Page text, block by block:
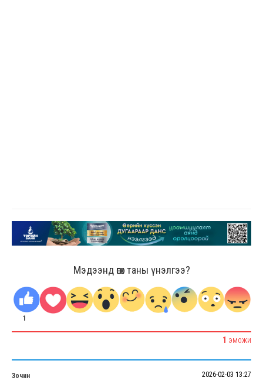
Мэдээнд өгөх таны үнэлгээ?
1
1 ЭМОЖИ
Зочин
2026-02-03 13:27